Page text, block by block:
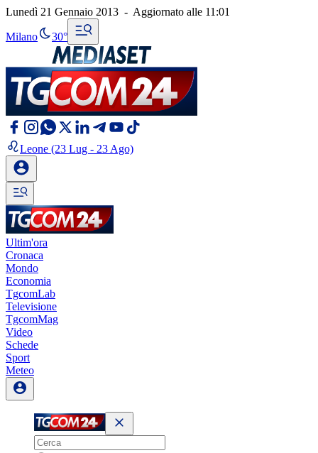
Lunedì 21 Gennaio 2013 - Aggiornato alle 11:01
Milano 30°
Leone (23 Lug - 23 Ago)
Ultim'ora
Cronaca
Mondo
Economia
TgcomLab
Televisione
TgcomMag
Video
Schede
Sport
Meteo